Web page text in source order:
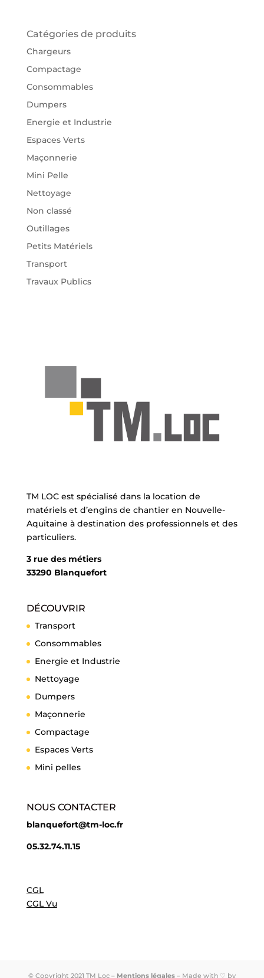
Catégories de produits
Chargeurs
Compactage
Consommables
Dumpers
Energie et Industrie
Espaces Verts
Maçonnerie
Mini Pelle
Nettoyage
Non classé
Outillages
Petits Matériels
Transport
Travaux Publics
TM LOC est spécialisé dans la location de
matériels et d’engins de chantier en Nouvelle-
Aquitaine à destination des professionnels et des
particuliers.
3 rue des métiers
33290 Blanquefort
DÉCOUVRIR
Transport
Consommables
Energie et Industrie
Nettoyage
Dumpers
Maçonnerie
Compactage
Espaces Verts
Mini pelles
NOUS CONTACTER
blanquefort@tm-loc.fr
05.32.74.11.15
CGL
CGL Vu
© Copyright 2021 TM Loc – Mentions légales– Made with ♡ by